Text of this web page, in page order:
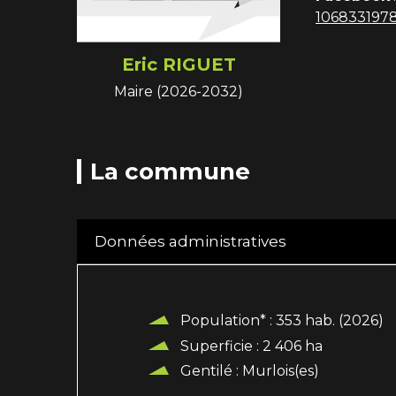
Eric RIGUET
Maire (2026-2032)
La commune
Données administratives
Population* : 353 hab. (2026)
Superficie : 2 406 ha
Gentilé : Murlois(es)